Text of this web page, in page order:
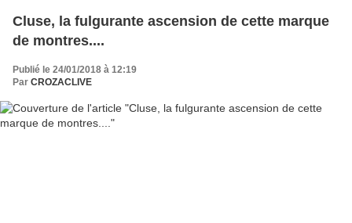
Cluse, la fulgurante ascension de cette marque
de montres....
Publié le 24/01/2018 à 12:19
Par CROZACLIVE